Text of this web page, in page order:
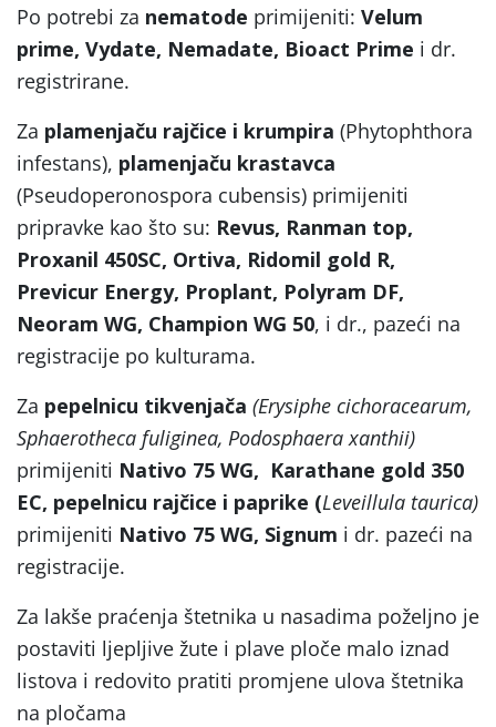
Po potrebi za nematode primijeniti: Velum
prime, Vydate, Nemadate, Bioact Prime i dr.
registrirane.
Za plamenjaču rajčice i krumpira (Phytophthora
infestans), plamenjaču krastavca
(Pseudoperonospora cubensis) primijeniti
pripravke kao što su: Revus, Ranman top,
Proxanil 450SC, Ortiva, Ridomil gold R,
Previcur Energy, Proplant, Polyram DF,
Neoram WG, Champion WG 50, i dr., pazeći na
registracije po kulturama.
Za pepelnicu tikvenjača (Erysiphe cichoracearum,
Sphaerotheca fuliginea, Podosphaera xanthii)
primijeniti Nativo 75 WG, Karathane gold 350
EC, pepelnicu rajčice i paprike (Leveillula taurica)
primijeniti Nativo 75 WG, Signum i dr. pazeći na
registracije.
Za lakše praćenja štetnika u nasadima poželjno je
postaviti ljepljive žute i plave ploče malo iznad
listova i redovito pratiti promjene ulova štetnika
na pločama